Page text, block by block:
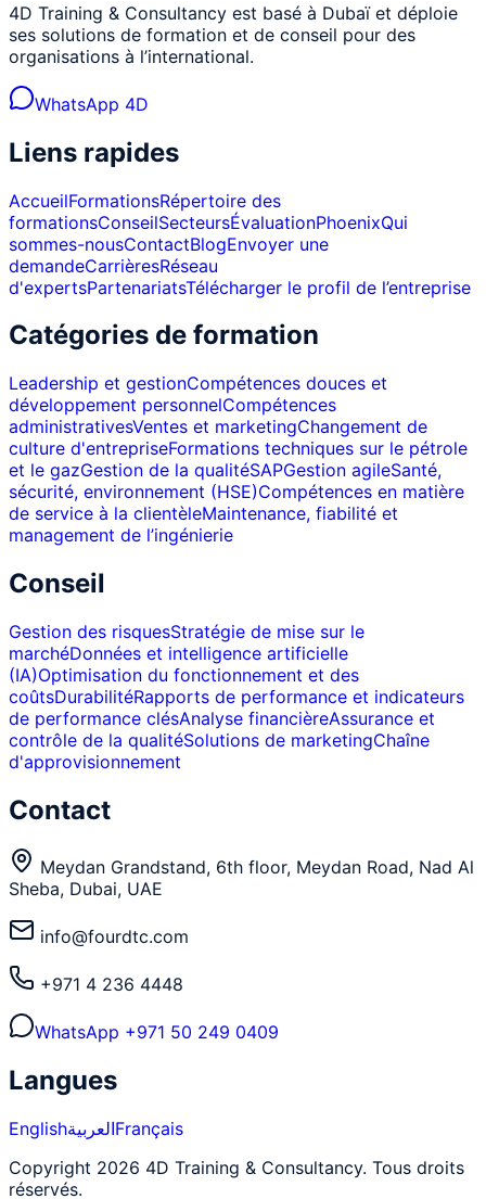
4D Training & Consultancy est basé à Dubaï et déploie
ses solutions de formation et de conseil pour des
organisations à l’international.
WhatsApp 4D
Liens rapides
AccueilFormationsRépertoire des
formationsConseilSecteursÉvaluationPhoenixQui
sommes-nousContactBlogEnvoyer une
demandeCarrièresRéseau
d'expertsPartenariatsTélécharger le profil de l’entreprise
Catégories de formation
Leadership et gestionCompétences douces et
développement personnelCompétences
administrativesVentes et marketingChangement de
culture d'entrepriseFormations techniques sur le pétrole
et le gazGestion de la qualitéSAPGestion agileSanté,
sécurité, environnement (HSE)Compétences en matière
de service à la clientèleMaintenance, fiabilité et
management de l’ingénierie
Conseil
Gestion des risquesStratégie de mise sur le
marchéDonnées et intelligence artificielle
(IA)Optimisation du fonctionnement et des
coûtsDurabilitéRapports de performance et indicateurs
de performance clésAnalyse financièreAssurance et
contrôle de la qualitéSolutions de marketingChaîne
d'approvisionnement
Contact
Meydan Grandstand, 6th floor, Meydan Road, Nad Al
Sheba, Dubai, UAE
info@fourdtc.com
+971 4 236 4448
WhatsApp +971 50 249 0409
Langues
EnglishالعربيةFrançais
Copyright 2026 4D Training & Consultancy. Tous droits
réservés.